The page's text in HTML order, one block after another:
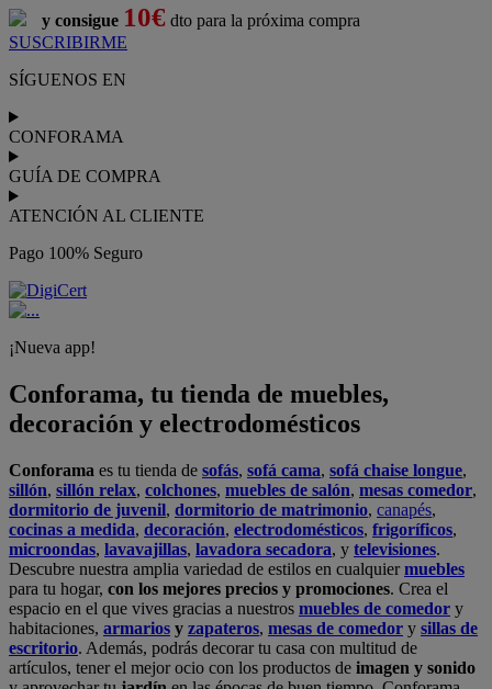
y consigue 10€ dto para la próxima compra
SUSCRIBIRME
SÍGUENOS EN
CONFORAMA
GUÍA DE COMPRA
ATENCIÓN AL CLIENTE
Pago 100% Seguro
¡Nueva app!
Conforama, tu tienda de muebles,
decoración y electrodomésticos
Conforama es tu tienda de sofás, sofá cama, sofá chaise longue,
sillón, sillón relax, colchones, muebles de salón, mesas comedor,
dormitorio de juvenil, dormitorio de matrimonio, canapés,
cocinas a medida, decoración, electrodomésticos, frigoríficos,
microondas, lavavajillas, lavadora secadora, y televisiones.
Descubre nuestra amplia variedad de estilos en cualquiermuebles
para tu hogar, con los mejores precios y promociones. Crea el
espacio en el que vives gracias a nuestros muebles de comedor y
habitaciones, armarios y zapateros, mesas de comedor y sillas de
escritorio. Además, podrás decorar tu casa con multitud de
artículos, tener el mejor ocio con los productos de imagen y sonido